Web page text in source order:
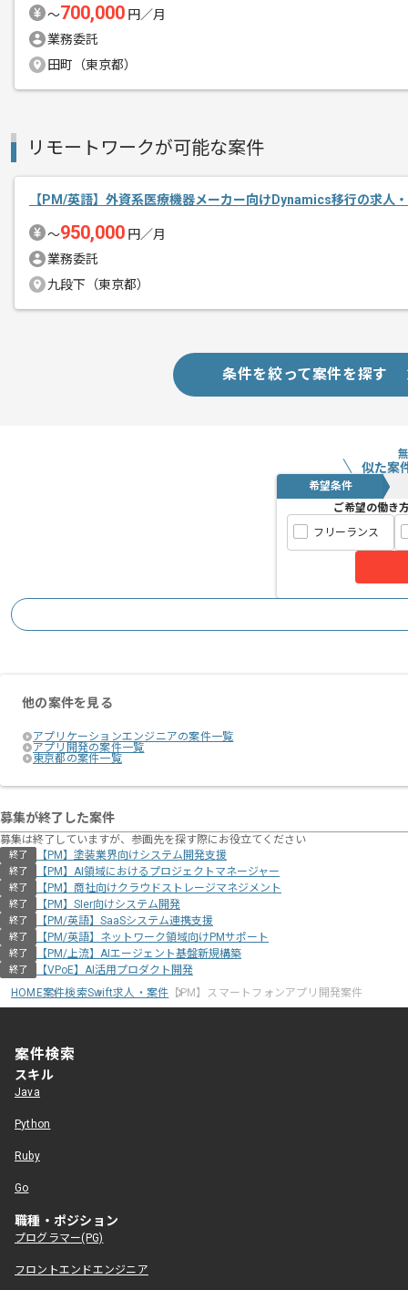
その他募集要項
エージェントからのコ
メント
レバテックでの実績がある企業の案件で
ご経験と実績に応じて別案件のご提案
経験豊富なメンバーと成長が出来る環
スキルアップされたい方、長期的に参
〜700,000 円／月
業務委託
田町（東京都）
リモートワークが可能な案件
【PM/英語】外資系医療機器メーカー向けDynamics移行の求人
〜950,000 円／月
業務委託
九段下（東京都）
条件を絞って案件を探す
似た案
希望条件
ご希望の働き
フリーランス
他の案件を見る
アプリケーションエンジニアの案件一覧
アプリ開発の案件一覧
東京都の案件一覧
募集が終了した案件
募集は終了していますが、参画先を探す際にお役立てください
終了 【PM】塗装業界向けシステム開発支援
終了 【PM】AI領域におけるプロジェクトマネージャー
終了 【PM】商社向けクラウドストレージマネジメント
終了 【PM】SIer向けシステム開発
終了 【PM/英語】SaaSシステム連携支援
終了 【PM/英語】ネットワーク領域向けPMサポート
終了 【PM/上流】AIエージェント基盤新規構築
終了
【VPoE】AI活用プロダクト開発
HOME案件検索Swift求人・案件 【PM】スマートフォンアプリ開発案件
案件検索
スキル
Java
Python
Ruby
Go
職種・ポジション
プログラマー(PG)
フロントエンドエンジニア